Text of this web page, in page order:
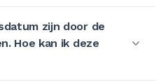
zijn door de
Hoe kan ik deze